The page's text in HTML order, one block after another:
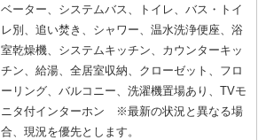
ベーター、システムバス、トイレ、バス・トイ
レ別、追い焚き、シャワー、温水洗浄便座、浴
室乾燥機、システムキッチン、カウンターキッ
チン、給湯、全居室収納、クローゼット、フロ
ーリング、バルコニー、洗濯機置場あり、TVモ
ニタ付インターホン ※最新の状況と異なる場
合、現況を優先とします。